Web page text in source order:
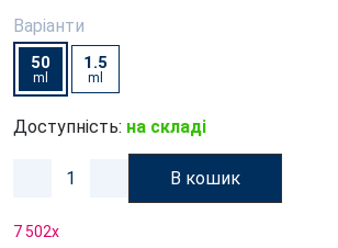
Варіанти
50
ml
1.5
ml
Доступність: на складі
В кошик
7 502x